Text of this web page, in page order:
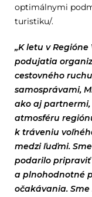
optimálnymi
turistiku/.
„K letu v
podujatia
cestovného
samosprávami,
ako aj
atmosféru
k tráveniu
medzi ľuďmi.
podarilo
a plnohodnotné
očakávania.